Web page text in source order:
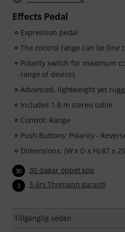
Effects Pedal
Expression pedal
The control range can be fine
Polarity switch for maximum
range of devices
Advanced, lightweight yet
Includes 1.8 m stereo cable
Control: Range
Push Buttons: Polarity -
Dimensions: (W x D x H) 87 x
30 30 dagar öppet köp
3 3 års Thomann garanti
Tillgänglig sedan